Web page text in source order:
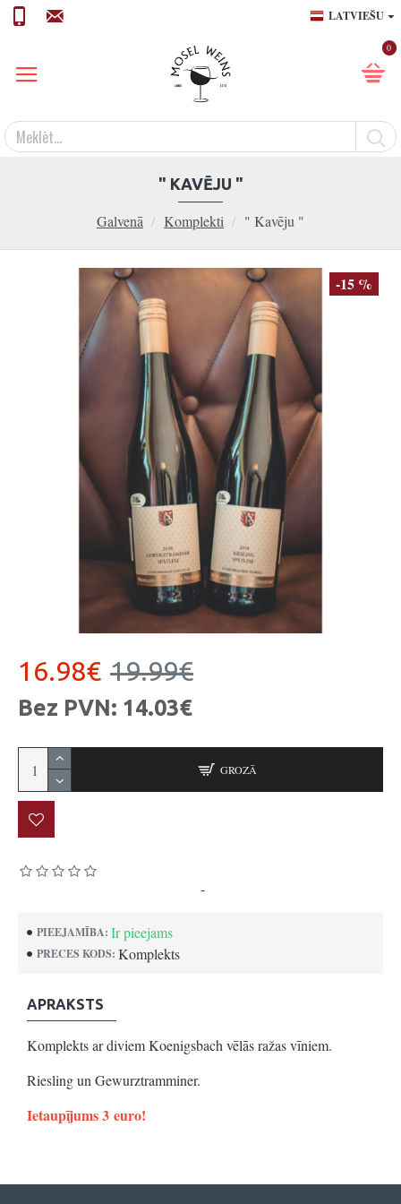
LATVIEŠU
0
Galvenā Komplekti " Kavēju "
" KAVĒJU "
-15 %
PIEEJAMĪBA: Ir pieejams
PRECES KODS: Komplekts
-
16.98€ 19.99€
Bez PVN: 14.03€
GROZĀ
APRAKSTS
Komplekts ar diviem Koenigsbach vēlās ražas vīniem.
Riesling un Gewurztramminer.
Ietaupījums 3 euro!